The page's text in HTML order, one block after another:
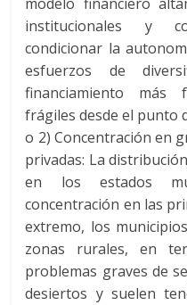
institucionales y
condicionar la
esfuerzos de
financiamiento más
frágiles desde el punto
o 2) Concentración en
privadas: La
en los estados
concentración en las
extremo, los
zonas rurales, en
problemas graves de
desiertos y suelen